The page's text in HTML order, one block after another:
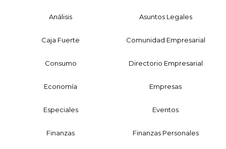
Análisis Asuntos Legales
Caja Fuerte Comunidad Empresarial
Consumo Directorio Empresarial
Economía Empresas
Especiales Eventos
Finanzas Finanzas Personales